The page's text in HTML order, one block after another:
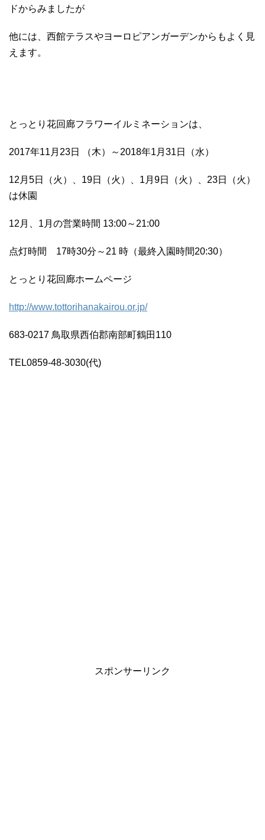
ドからみましたが
他には、西館テラスやヨーロピアンガーデンからもよく見
えます。
とっとり花回廊フラワーイルミネーションは、
2017年11月23日 （木）～2018年1月31日（水）
12月5日（火）、19日（火）、1月9日（火）、23日（火）
は休園
12月、1月の営業時間 13:00～21:00
点灯時間 17時30分～21 時（最終入園時間20:30）
とっとり花回廊ホームページ
http://www.tottorihanakairou.or.jp/
683-0217 鳥取県西伯郡南部町鶴田110
TEL0859-48-3030(代)
スポンサーリンク